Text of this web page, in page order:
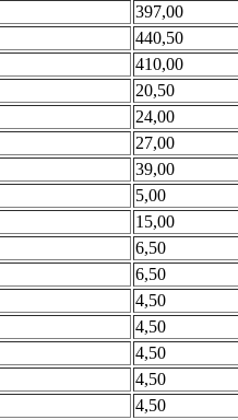
397,00
440,50
410,00
20,50
24,00
27,00
39,00
5,00
15,00
6,50
6,50
4,50
4,50
4,50
4,50
4,50